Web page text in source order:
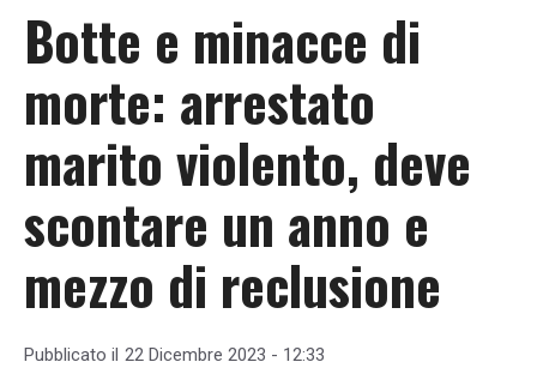
Botte e minacce di
morte: arrestato
marito violento, deve
scontare un anno e
mezzo di reclusione
Pubblicato il 22 Dicembre 2023 - 12:33